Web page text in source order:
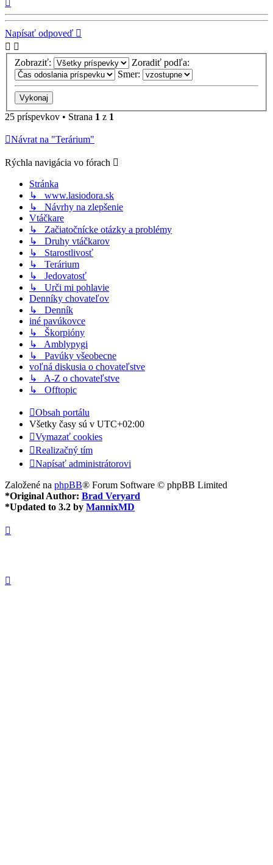
Napísať odpoveď
Zobraziť:
Zoradiť podľa:
Smer:
25 príspevkov • Strana 1 z 1
Návrat na "Terárium"
Rýchla navigácia vo fórach
Stránka
↳ www.lasiodora.sk
↳ Návrhy na zlepšenie
Vtáčkare
↳ Začiatočnícke otázky a problémy
↳ Druhy vtáčkarov
↳ Starostlivosť
↳ Terárium
↳ Jedovatosť
↳ Urči mi pohlavie
Denníky chovateľov
↳ Denník
iné pavúkovce
↳ Škorpióny
↳ Amblypygi
↳ Pavúky všeobecne
voľná diskusia o chovateľstve
↳ A-Z o chovateľstve
↳ Offtopic
Obsah portálu
Všetky časy sú v UTC+02:00
Vymazať cookies
Realizačný tím
Napísať administrátorovi
Založené na phpBB® Forum Software © phpBB Limited
*Original Author: Brad Veryard
*Updated to 3.2 by MannixMD